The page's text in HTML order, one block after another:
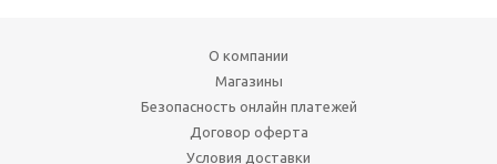
О компании
Магазины
Безопасность онлайн платежей
Договор оферта
Условия доставки